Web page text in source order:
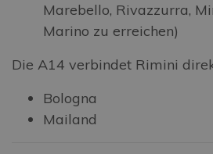
Marebello, Rivazzurra,
Marino zu erreichen)
Die A14 verbindet Rimini
Bologna
Mailand